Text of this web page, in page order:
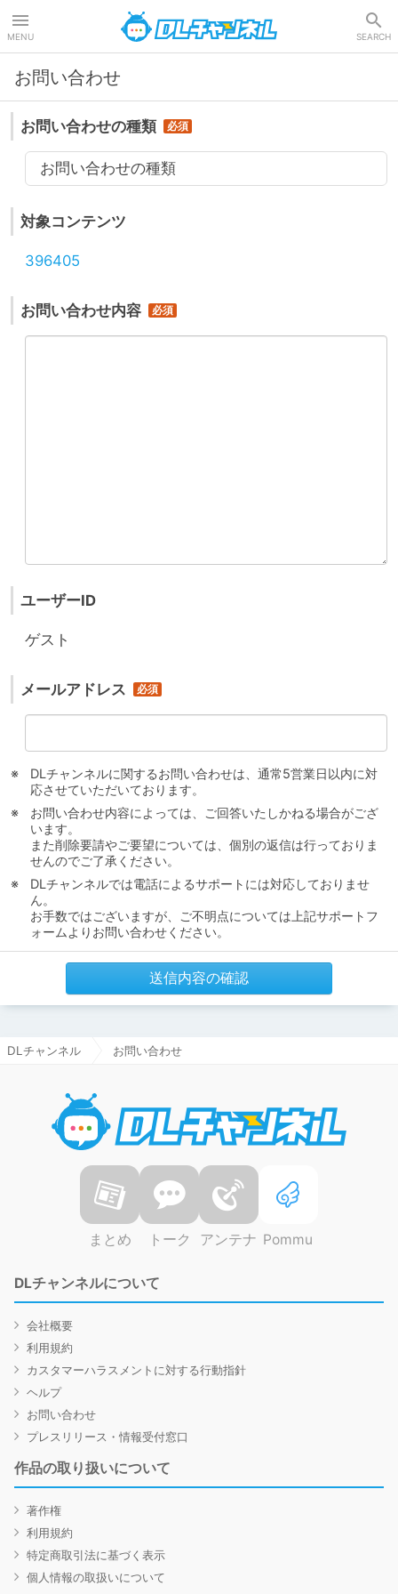
MENU SEARCH
お問い合わせ
お問い合わせの種類
お問い合わせの種類
対象コンテンツ
396405
お問い合わせ内容
ユーザーID
ゲスト
メールアドレス
DLチャンネルに関するお問い合わせは、通常5営業日以内に対
応させていただいております。
お問い合わせ内容によっては、ご回答いたしかねる場合がござ
います。
また削除要請やご要望については、個別の返信は行っておりま
せんのでご了承ください。
DLチャンネルでは電話によるサポートには対応しておりませ
ん。
お手数ではございますが、ご不明点については上記サポートフ
ォームよりお問い合わせください。
送信内容の確認
DLチャンネル お問い合わせ
まとめ トーク アンテナ Pommu
DLチャンネルについて
会社概要
利用規約
カスタマーハラスメントに対する行動指針
ヘルプ
お問い合わせ
プレスリリース・情報受付窓口
作品の取り扱いについて
著作権
利用規約
特定商取引法に基づく表示
個人情報の取扱いについて